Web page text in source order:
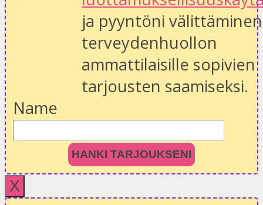
ja pyyntöni välittäminen
terveydenhuollon
ammattilaisille sopivien
tarjousten saamiseksi.
Name
HANKI TARJOUKSENI
X